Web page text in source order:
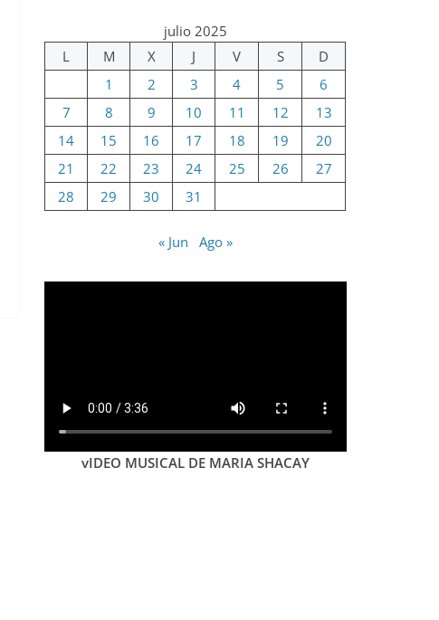
julio 2025
L
M X J V S
D
1
2 3 4 5
6
7
8 9 10 11 12
13
14
15 16 17 18 19
20
21
22 23 24 25 26
27
28
29 30 31
« Jun Ago »
vIDEO MUSICAL DE MARIA SHACAY